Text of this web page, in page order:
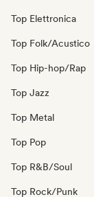
Top Elettronica
Top Folk/Acustico
Top Hip-hop/Rap
Top Jazz
Top Metal
Top Pop
Top R&B/Soul
Top Rock/Punk